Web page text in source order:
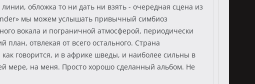
обложка то ни дать ни взять - очередная сцена из
мы можем услышать привычный симбиоз
вокала и пограничной атмосферой, периодически
отвлекая от всего остального. Страна
говорится, и в африке шведы, и наиболее сильны в
мере, на меня. Просто хорошо сделанный альбом. Не